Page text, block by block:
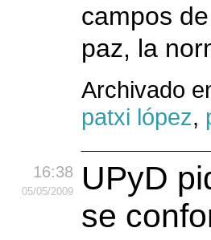
campos
paz, la
Archivado
patxi lópez,
16:38
05/05/2009
UPyD
se